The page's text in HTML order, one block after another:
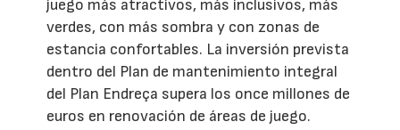
juego más atractivos, más inclusivos, más
verdes, con más sombra y con zonas de
estancia confortables. La inversión prevista
dentro del Plan de mantenimiento integral
del Plan Endreça supera los once millones de
euros en renovación de áreas de juego.